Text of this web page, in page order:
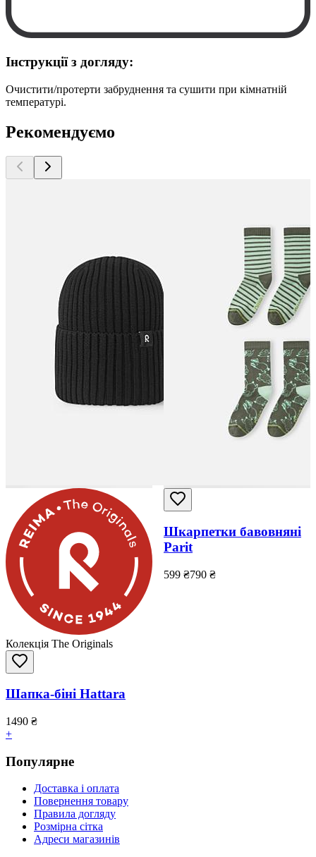
Інструкції з догляду:
Очистити/протерти забруднення та сушити при кімнатній
температурі.
Рекомендуємо
Колекція The Originals
Шапка-біні Hattara
1490 ₴
+
Шкарпетки бавовняні
Parit
599 ₴790 ₴
Популярне
Доставка і оплата
Повернення товару
Правила догляду
Розмірна сітка
Адреси магазинів